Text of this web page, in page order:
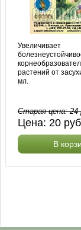
Увеличивает
растений от
мл.
Старая цена:24
Цена:20
В